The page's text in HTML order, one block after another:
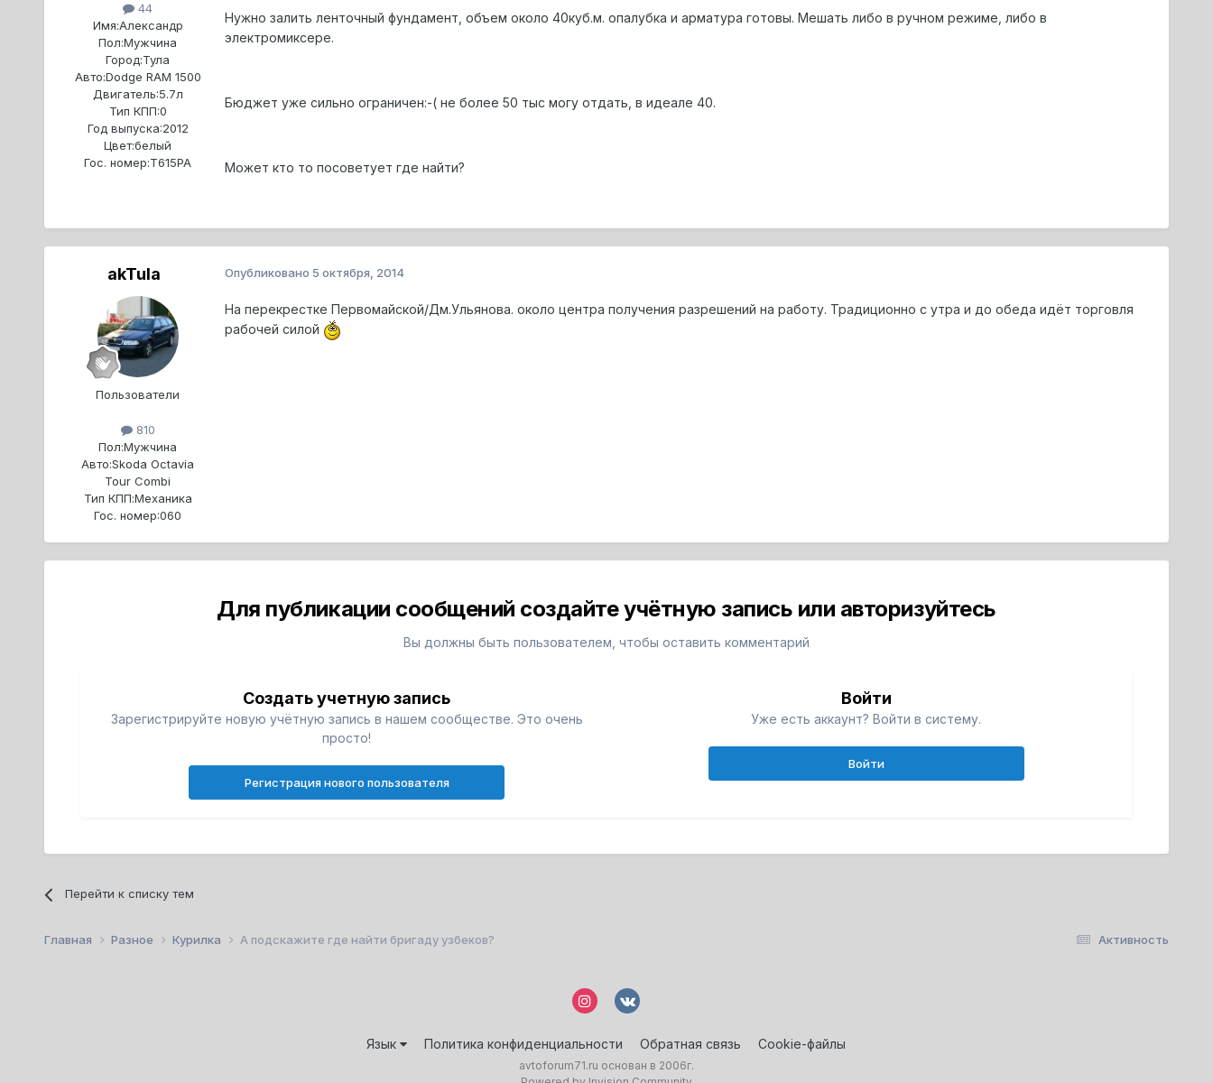
44
Имя:Александр
Пол:Мужчина
Город:Тула
Авто:Dodge RAM 1500
Двигатель:5.7л
Тип КПП:0
Год выпуска:2012
Цвет:белый
Гос. номер:Т615РА
Нужно залить ленточный фундамент, объем около 40куб.м. опалубка и арматура готовы. Мешать либо в ручном режиме, либо в
электромиксере.
Бюджет уже сильно ограничен:-( не более 50 тыс могу отдать, в идеале 40.
Может кто то посоветует где найти?
akTula
Пользователи
810
Пол:Мужчина
Авто:Skoda Octavia
Tour Combi
Тип КПП:Механика
Гос. номер:060
Опубликовано 5 октября, 2014
На перекрестке Первомайской/Дм.Ульянова. около центра получения разрешений на работу. Традиционно с утра и до обеда идёт торговля
рабочей силой
Для публикации сообщений создайте учётную запись или авторизуйтесь
Вы должны быть пользователем, чтобы оставить комментарий
Создать учетную запись
Зарегистрируйте новую учётную запись в нашем сообществе. Это очень
просто!
Регистрация нового пользователя
Войти
Уже есть аккаунт? Войти в систему.
Войти
Перейти к списку тем
Активность
Главная Разное Курилка А подскажите где найти бригаду узбеков?
Язык Политика конфиденциальности Обратная связь Cookie-файлы
avtoforum71.ru основан в 2006г.